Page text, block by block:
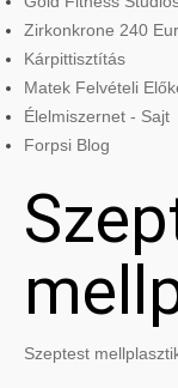
Zirkonkrone 240 Eur
Kárpittisztítás
Matek Felvételi
Élelmiszernet - Sajt
Forpsi Blog
Szeptest